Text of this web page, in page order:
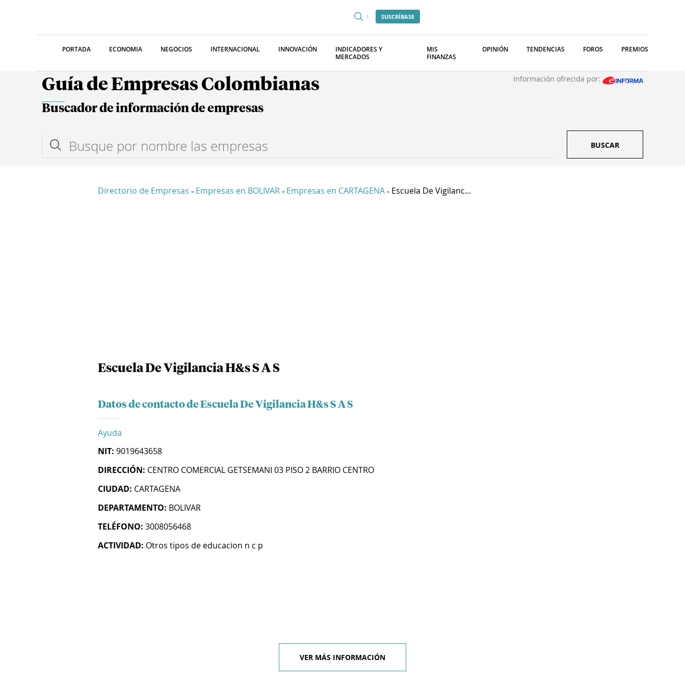
SUSCRÍBASE
PORTADA ECONOMIA NEGOCIOS INTERNACIONAL INNOVACIÓN
INDICADORES Y
MERCADOS
MIS
FINANZAS
OPINIÓN TENDENCIAS FOROS PREMIOS
Guía de Empresas Colombianas Información ofrecida por:
Buscador de información de empresas
BUSCAR
Directorio de Empresas - Empresas en BOLIVAR - Empresas en CARTAGENA - Escuela De Vigilanc...
Escuela De Vigilancia H&s S A S
Datos de contacto de Escuela De Vigilancia H&s S A S
Ayuda
NIT: 9019643658
DIRECCIÓN: CENTRO COMERCIAL GETSEMANI 03 PISO 2 BARRIO CENTRO
CIUDAD: CARTAGENA
DEPARTAMENTO: BOLIVAR
TELÉFONO: 3008056468
ACTIVIDAD: Otros tipos de educacion n c p
VER MÁS INFORMACIÓN